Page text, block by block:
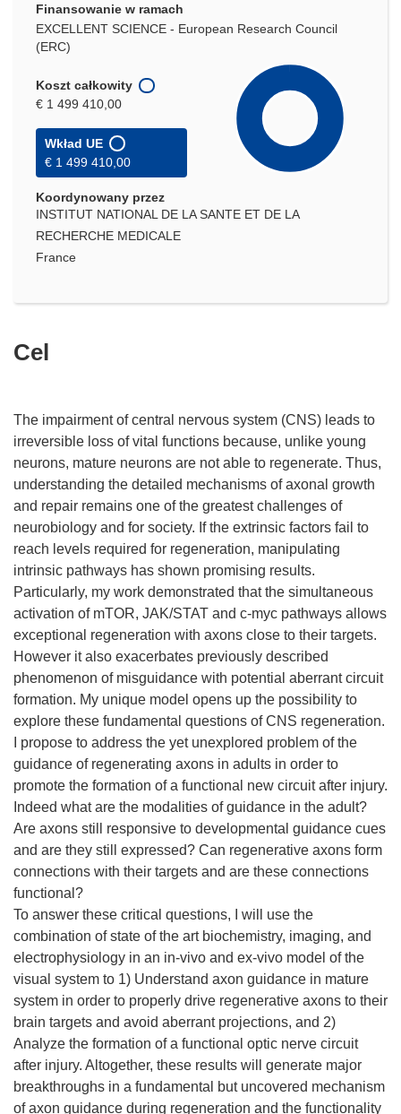
Finansowanie w ramach
EXCELLENT SCIENCE - European Research Council
(ERC)
Koszt całkowity
€ 1 499 410,00
Wkład UE
€ 1 499 410,00
Koordynowany przez
INSTITUT NATIONAL DE LA SANTE ET DE LA
RECHERCHE MEDICALE
France
Cel
The impairment of central nervous system (CNS) leads to
irreversible loss of vital functions because, unlike young
neurons, mature neurons are not able to regenerate. Thus,
understanding the detailed mechanisms of axonal growth
and repair remains one of the greatest challenges of
neurobiology and for society. If the extrinsic factors fail to
reach levels required for regeneration, manipulating
intrinsic pathways has shown promising results.
Particularly, my work demonstrated that the simultaneous
activation of mTOR, JAK/STAT and c-myc pathways allows
exceptional regeneration with axons close to their targets.
However it also exacerbates previously described
phenomenon of misguidance with potential aberrant circuit
formation. My unique model opens up the possibility to
explore these fundamental questions of CNS regeneration.
I propose to address the yet unexplored problem of the
guidance of regenerating axons in adults in order to
promote the formation of a functional new circuit after injury.
Indeed what are the modalities of guidance in the adult?
Are axons still responsive to developmental guidance cues
and are they still expressed? Can regenerative axons form
connections with their targets and are these connections
functional?
To answer these critical questions, I will use the
combination of state of the art biochemistry, imaging, and
electrophysiology in an in-vivo and ex-vivo model of the
visual system to 1) Understand axon guidance in mature
system in order to properly drive regenerative axons to their
brain targets and avoid aberrant projections, and 2)
Analyze the formation of a functional optic nerve circuit
after injury. Altogether, these results will generate major
breakthroughs in a fundamental but uncovered mechanism
of axon guidance during regeneration and the functionality